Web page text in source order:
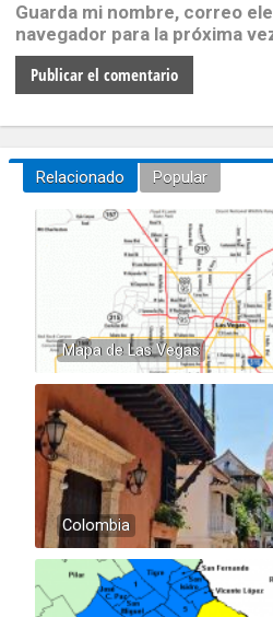
Guarda mi nombre, correo
navegador para la próxima
Relacionado Popular
Mapa de Las Vegas
Colombia